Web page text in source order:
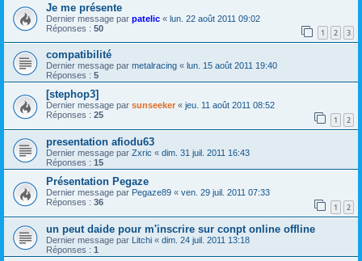
Je me présente
Dernier message par patelic « lun. 22 août 2011 09:02
Réponses : 50 1 2 3
compatibilité
Dernier message par metalracing « lun. 15 août 2011 19:40
Réponses : 5
[stephop3]
Dernier message par sunseeker « jeu. 11 août 2011 08:52
Réponses : 25 1 2
presentation afiodu63
Dernier message par Zxric « dim. 31 juil. 2011 16:43
Réponses : 15
Présentation Pegaze
Dernier message par Pegaze89 « ven. 29 juil. 2011 07:33
Réponses : 36 1 2
un peut daide pour m'inscrire sur conpt online offline
Dernier message par Litchi « dim. 24 juil. 2011 13:18
Réponses : 1